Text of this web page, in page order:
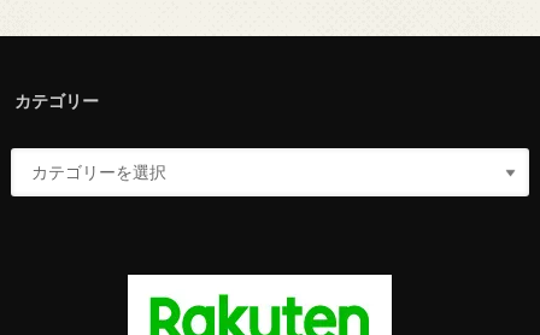
カテゴリー